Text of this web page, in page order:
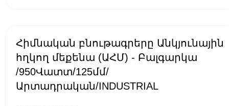
Հիմնական բնութագրերը Անկյունային
հղկող մեքենա (ԱՀՄ) - Բալգարկա
/950Վատտ/125մմ/
Արտադրական/INDUSTRIAL